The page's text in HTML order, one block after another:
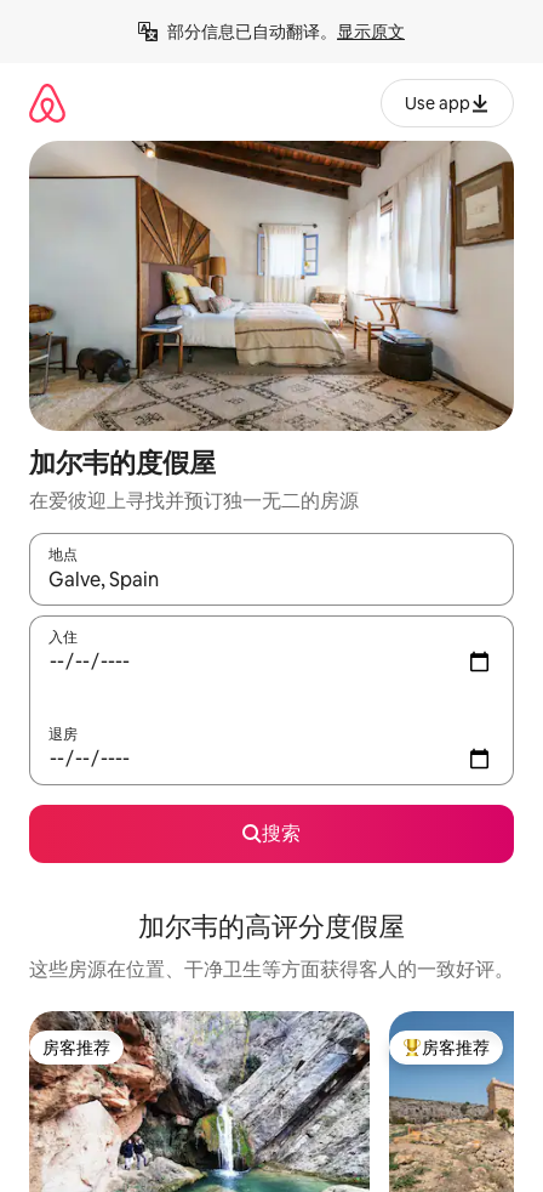
部分信息已自动翻译。 显示原文
Use app
加尔韦的度假屋
在爱彼迎上寻找并预订独一无二的房源
地点
如有搜索结果，请使用上下方向键查看，或通过点击或滑动手势
入住
退房
搜索
加尔韦的高评分度假屋
这些房源在位置、干净卫生等方面获得客人的一致好评。
房客推荐
房客推荐 热门「房客推荐」
房客推荐